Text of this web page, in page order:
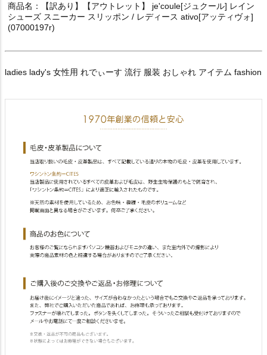
商品名：【訳あり】【アウトレット】 je'coule[ジュクール] レイン
シューズ スニーカー スリッポン / レディース ativo[アッティヴォ]
(07000197r)
ladies lady's 女性用 れでぃーす 流行 服装 おしゃれ アイテム fashion